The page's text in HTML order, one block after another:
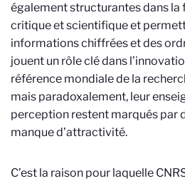
également structurantes dans la
critique et scientifique et
informations chiffrées et des
jouent un rôle clé dans
référence mondiale de la
mais paradoxalement, leur
perception restent marqués par
manque d’attractivité.
C’est la raison pour laquelle